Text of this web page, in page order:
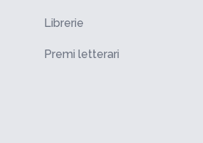
Librerie
Premi letterari